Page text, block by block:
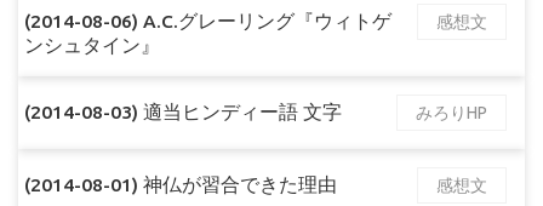
(2014-08-06) A.C.グレーリング『ウィトゲ
ンシュタイン』
感想文
(2014-08-03) 適当ヒンディー語 文字 みろりHP
(2014-08-01) 神仏が習合できた理由 感想文